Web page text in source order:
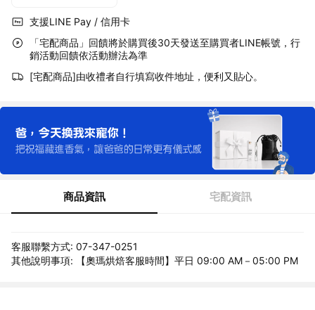
支援LINE Pay / 信用卡
「宅配商品」回饋將於購買後30天發送至購買者LINE帳號，行
銷活動回饋依活動辦法為準
[宅配商品]由收禮者自行填寫收件地址，便利又貼心。
商品資訊 宅配資訊
客服聯繫方式: 07-347-0251
其他說明事項: 【奧瑪烘焙客服時間】平日 09:00 AM－05:00 PM